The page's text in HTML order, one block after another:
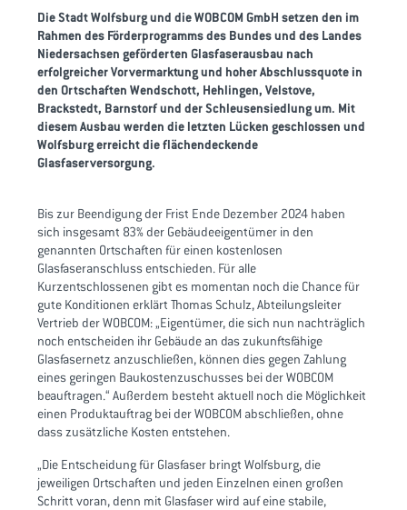
Die Stadt Wolfsburg und die WOBCOM GmbH setzen den im
Rahmen des Förderprogramms des Bundes und des Landes
Niedersachsen geförderten Glasfaserausbau nach
erfolgreicher Vorvermarktung und hoher Abschlussquote in
den Ortschaften Wendschott, Hehlingen, Velstove,
Brackstedt, Barnstorf und der Schleusensiedlung um. Mit
diesem Ausbau werden die letzten Lücken geschlossen und
Wolfsburg erreicht die flächendeckende
Glasfaserversorgung.
Bis zur Beendigung der Frist Ende Dezember 2024 haben
sich insgesamt 83% der Gebäudeeigentümer in den
genannten Ortschaften für einen kostenlosen
Glasfaseranschluss entschieden. Für alle
Kurzentschlossenen gibt es momentan noch die Chance für
gute Konditionen erklärt Thomas Schulz, Abteilungsleiter
Vertrieb der WOBCOM: „Eigentümer, die sich nun nachträglich
noch entscheiden ihr Gebäude an das zukunftsfähige
Glasfasernetz anzuschließen, können dies gegen Zahlung
eines geringen Baukostenzuschusses bei der WOBCOM
beauftragen.“ Außerdem besteht aktuell noch die Möglichkeit
einen Produktauftrag bei der WOBCOM abschließen, ohne
dass zusätzliche Kosten entstehen.
„Die Entscheidung für Glasfaser bringt Wolfsburg, die
jeweiligen Ortschaften und jeden Einzelnen einen großen
Schritt voran, denn mit Glasfaser wird auf eine stabile,